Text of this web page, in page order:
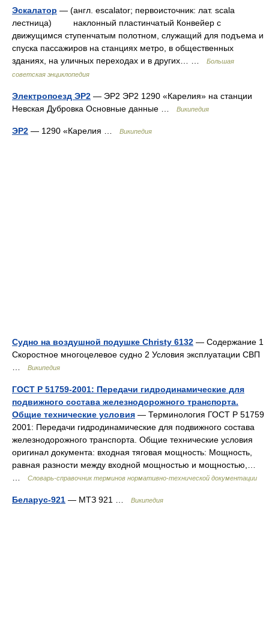
Эскалатор — (англ. escalator; первоисточник: лат. scala
лестница) наклонный пластинчатый Конвейер с
движущимся ступенчатым полотном, служащий для подъема и
спуска пассажиров на станциях метро, в общественных
зданиях, на уличных переходах и в других… …
Большая
советская энциклопедия
Электропоезд ЭР2 — ЭР2 ЭР2 1290 «Карелия» на станции
Невская Дубровка Основные данные …
Википедия
ЭР2 — 1290 «Карелия … Википедия
Судно на воздушной подушке Christy 6132 — Содержание 1
Скоростное многоцелевое судно 2 Условия эксплуатации СВП
Википедия
ГОСТ Р 51759-2001: Передачи гидродинамические для
подвижного состава железнодорожного транспорта.
Общие технические условия — Терминология ГОСТ Р 51759
2001: Передачи гидродинамические для подвижного состава
железнодорожного транспорта. Общие технические условия
оригинал документа: входная тяговая мощность: Мощность,
равная разности между входной мощностью и мощностью,…
Словарь-справочник терминов нормативно-технической документации
Беларус-921 — МТЗ 921 … Википедия